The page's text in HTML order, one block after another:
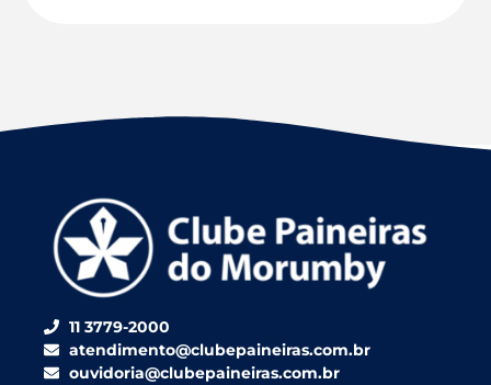
11 3779-2000
atendimento@clubepaineiras.com.br
ouvidoria@clubepaineiras.com.br